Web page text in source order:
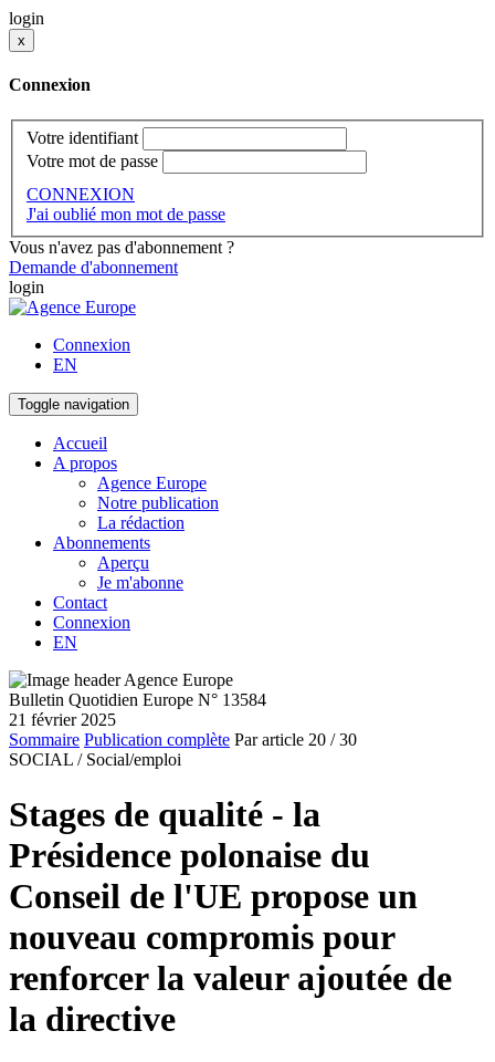
login
x
Connexion
Votre identifiant
Votre mot de passe
CONNEXION
J'ai oublié mon mot de passe
Vous n'avez pas d'abonnement ?
Demande d'abonnement
login
Connexion
EN
Toggle navigation
Accueil
A propos
Agence Europe
Notre publication
La rédaction
Abonnements
Aperçu
Je m'abonne
Contact
Connexion
EN
Bulletin Quotidien Europe N° 13584
21 février 2025
Sommaire Publication complète Par article 20 / 30
SOCIAL / Social/emploi
Stages de qualité - la
Présidence polonaise du
Conseil de l'UE propose un
nouveau compromis pour
renforcer la valeur ajoutée de
la directive